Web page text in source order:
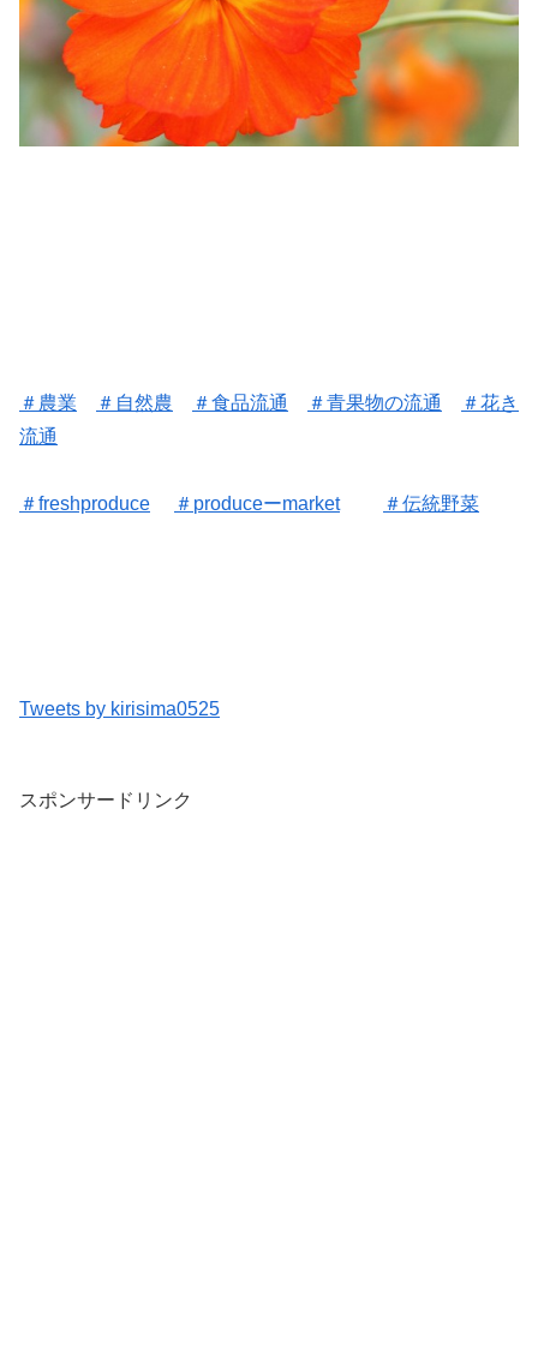
＃ 農業 ＃ 自然農 ＃食品流通 ＃青果物の流通
＃花き
流通
＃freshproduce ＃ produceーmarket ＃伝統野菜
Tweets by kirisima0525
スポンサードリンク